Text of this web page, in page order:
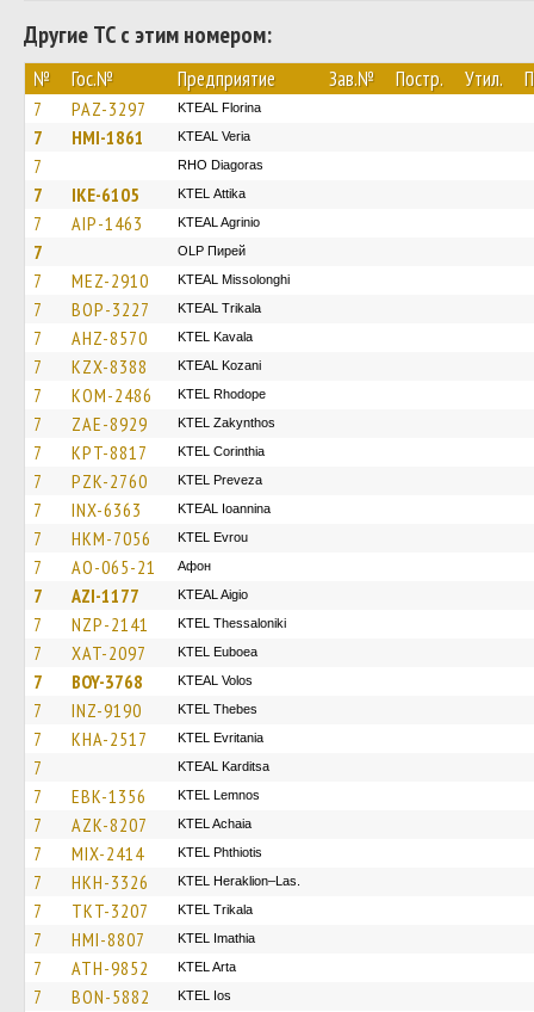
Другие ТС с этим номером:
№ Гос.№ Предприятие Зав.№ Постр. Утил.
7 PAZ-3297 KTEAL Florina
7 HMI-1861 KTEAL Veria
7 RHO Diagoras
7 IKE-6105 KΤΕL Αttika
7 AIP-1463 KTEAL Agrinio
7 OLP Пирей
7 MEZ-2910 KTEAL Missolonghi
7 BOP-3227 KTEAL Trikala
7 AHZ-8570 KTEL Kavala
7 KZX-8388 KTEAL Kozani
7 KOM-2486 KTEL Rhodope
7 ZAE-8929 KTEL Zakynthos
7 KPT-8817 KTEL Corinthia
7 PZK-2760 KTEL Preveza
7 INX-6363 KTEAL Ioannina
7 HKM-7056 KTEL Evrou
7 AO-065-21 Афон
7 AZI-1177 KTEAL Aigio
7 NZP-2141 KTEL Thessaloniki
7 XAT-2097 ΚΤΕL Euboea
7 BOY-3768 KTEAL Volos
7 INZ-9190 KTEL Thebes
7 KHA-2517 ΚΤΕL Evritania
7 KTEAL Karditsa
7 EBK-1356 KTEL Lemnos
7 AZK-8207 KTEL Achaia
7 MIX-2414 ΚΤΕL Phthiotis
7 HKH-3326 KTEL Heraklion–Las.
7 TKT-3207 ΚΤΕL Τrikala
7 HMI-8807 KTEL Imathia
7 ATH-9852 KTEL Arta
7 BON-5882 KTEL Ios